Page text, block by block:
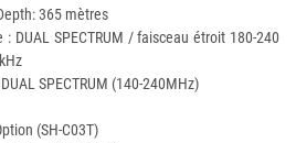
365 mètres
DUAL SPECTRUM / faisceau étroit 180-240
SPECTRUM (140-240MHz)
(SH-C03T)